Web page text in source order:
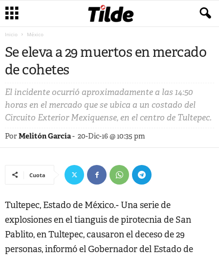
Inicio México
Se eleva a 29 muertos en mercado
de cohetes
El incidente ocurrió aproximadamente a las 14:50
horas en el mercado que se ubica a un costado del
Circuito Exterior Mexiquense, en el centro de Tultepec.
PorMelitón García- 20-Dic-16 @ 10:35 pm
Cuota
Tultepec, Estado de México.- Una serie de
explosiones en el tianguis de pirotecnia de San
Pablito, en Tultepec, causaron el deceso de 29
personas, informó el Gobernador del Estado de